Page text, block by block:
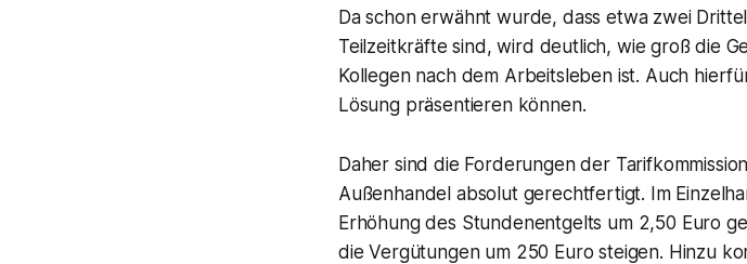
Da schon erwähnt wurde, dass etwa zwei
Teilzeitkräfte sind, wird deutlich, wie groß die
Kollegen nach dem Arbeitsleben ist. Auch
Lösung präsentieren können.
Daher sind die Forderungen der
Außenhandel absolut gerechtfertigt. Im
Erhöhung des Stundenentgelts um 2,50 Euro
die Vergütungen um 250 Euro steigen. Hinzu